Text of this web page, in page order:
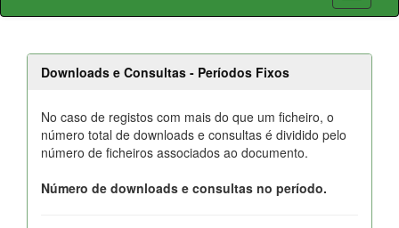
Downloads e Consultas - Períodos Fixos
No caso de registos com mais do que um ficheiro, o
número total de downloads e consultas é dividido pelo
número de ficheiros associados ao documento.
Número de downloads e consultas no período.